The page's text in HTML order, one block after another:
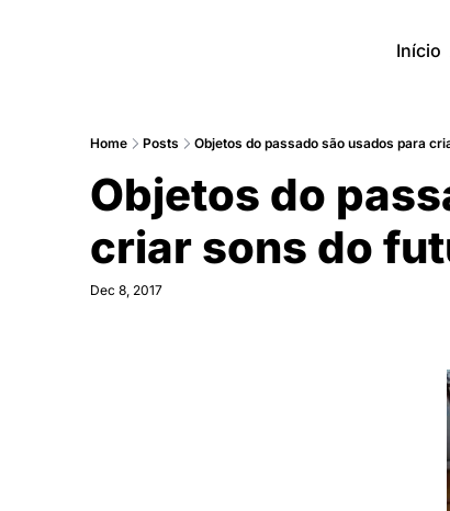
Início
Home Posts Objetos do passado são usados para
Objetos do
criar sons do
Dec 8, 2017